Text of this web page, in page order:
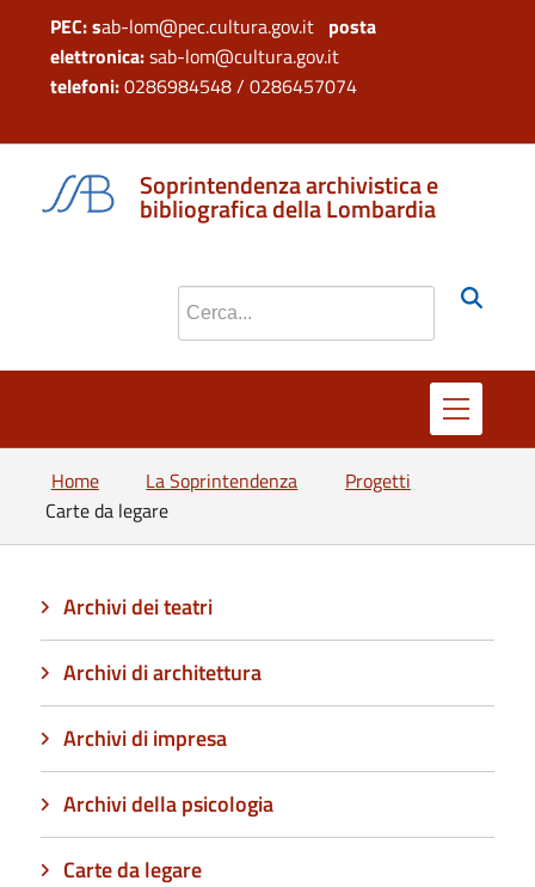
PEC: sab-lom@pec.cultura.gov.it posta
elettronica:sab-lom@cultura.gov.it
telefoni:0286984548 / 0286457074
Soprintendenza archivistica e
bibliografica della Lombardia
Cerca nel sito
Home La Soprintendenza
Progetti
Carte da legare
Archivi dei teatri
Archivi di architettura
Archivi di impresa
Archivi della psicologia
Carte da legare